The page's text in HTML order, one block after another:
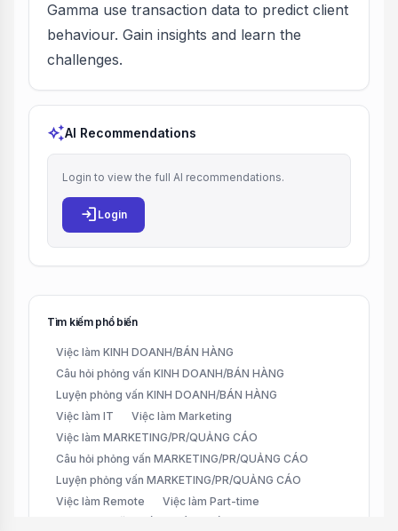
Gamma use transaction data to predict client
behaviour. Gain insights and learn the
challenges.
auto_awesomeAI Recommendations
Login to view the full AI recommendations.
login Login
Tìm kiếm phổ biến
Việc làm KINH DOANH/BÁN HÀNG
Câu hỏi phỏng vấn KINH DOANH/BÁN HÀNG
Luyện phỏng vấn KINH DOANH/BÁN HÀNG
Việc làm IT
Việc làm Marketing
Việc làm MARKETING/PR/QUẢNG CÁO
Câu hỏi phỏng vấn MARKETING/PR/QUẢNG CÁO
Luyện phỏng vấn MARKETING/PR/QUẢNG CÁO
Việc làm Remote
Việc làm Part-time